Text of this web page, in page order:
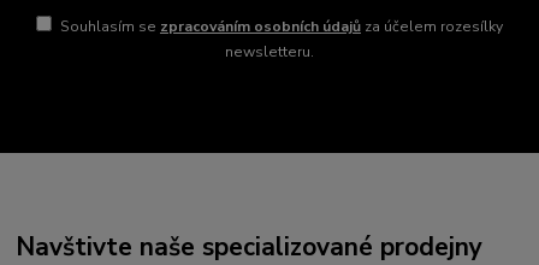
Souhlasím se zpracováním osobních údajůza účelem rozesílky
newsletteru.
Navštivte naše specializované prodejny